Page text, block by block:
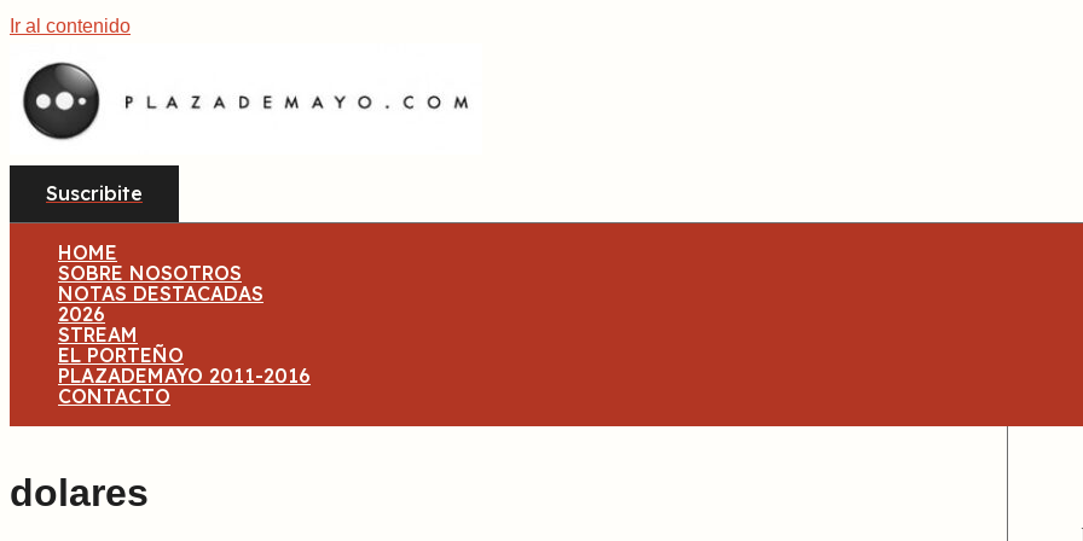
Ir al contenido
Suscribite
HOME
SOBRE NOSOTROS
NOTAS DESTACADAS
2026
STREAM
EL PORTEÑO
PLAZADEMAYO 2011-2016
CONTACTO
dolares